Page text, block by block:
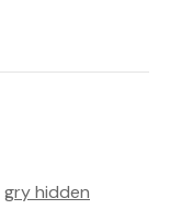
gry hidden